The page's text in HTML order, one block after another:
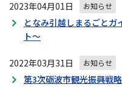
2023年04月01日 お知らせ
となみ引越しまるごと
ト～
2022年03月31日 お知らせ
第3次砺波市観光振興戦